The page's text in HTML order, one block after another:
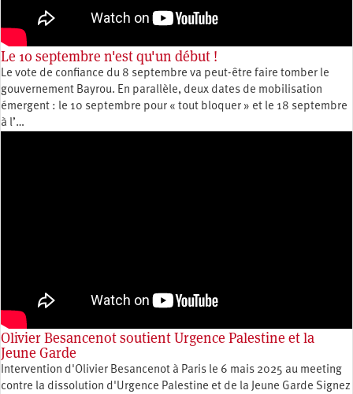
Le 10 septembre n'est qu'un début !
Le vote de confiance du 8 septembre va peut-être faire tomber le
gouvernement Bayrou. En parallèle, deux dates de mobilisation
émergent : le 10 septembre pour « tout bloquer » et le 18 septembre
à l’…
Olivier Besancenot soutient Urgence Palestine et la
Jeune Garde
Intervention d'Olivier Besancenot à Paris le 6 mais 2025 au meeting
contre la dissolution d'Urgence Palestine et de la Jeune Garde Signez